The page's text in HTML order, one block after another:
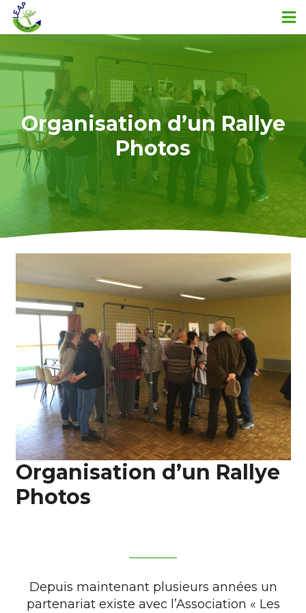
Organisation d’un Rallye
Photos
Organisation d’un Rallye
Photos
Depuis maintenant plusieurs années un
partenariat existe avec l’Association « Les